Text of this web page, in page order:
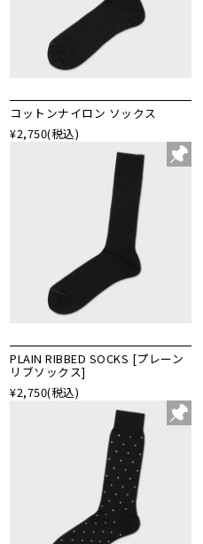
コットンナイロン ソックス
¥2,750(税込)
PLAIN RIBBED SOCKS [プレーン
リブソックス]
¥2,750(税込)